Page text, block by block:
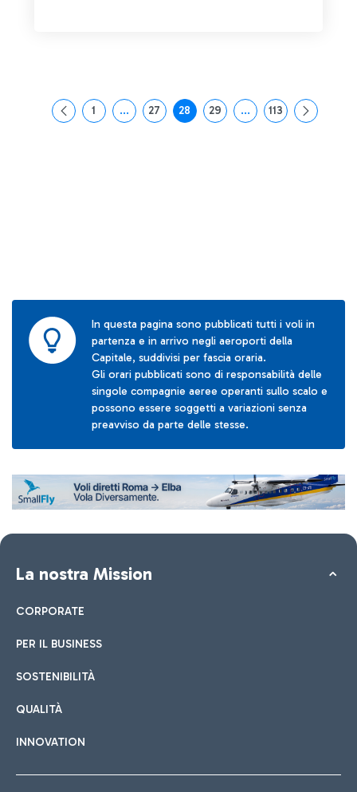
Pagina
1 ...Pagine intermedie Use TAB to navigate.
Pagina
27 Pagina
28 Pagina
29 ...Pagine intermedie
Pagina
113
In questa pagina sono pubblicati tutti i voli in
partenza e in arrivo negli aeroporti della
Capitale, suddivisi per fascia oraria.
Gli orari pubblicati sono di responsabilità delle
singole compagnie aeree operanti sullo scalo e
possono essere soggetti a variazioni senza
preavviso da parte delle stesse.
La nostra Mission
CORPORATE
PER IL BUSINESS
SOSTENIBILITÀ
QUALITÀ
INNOVATION